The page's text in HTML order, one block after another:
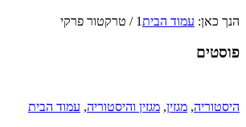
הנך כאן: עמוד הבית1
/ טרקטור פרקי
פוסטים
היסטוריה, מגזין, מגזין והיסטוריה, עמוד הבית